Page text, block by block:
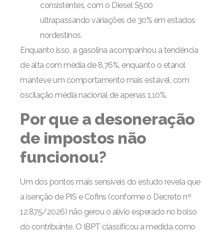
consistentes, com o Diesel S500
ultrapassando variações de 30% em estados
nordestinos.
Enquanto isso, a gasolina acompanhou a tendência
de alta com média de 8,76%, enquanto o etanol
manteve um comportamento mais estável, com
oscilação média nacional de apenas 1,10%.
Por que a desoneração
de impostos não
funcionou?
Um dos pontos mais sensíveis do estudo revela que
a isenção de PIS e Cofins (conforme o Decreto nº
12.875/2026) não gerou o alívio esperado no bolso
do contribuinte. O IBPT classificou a medida como